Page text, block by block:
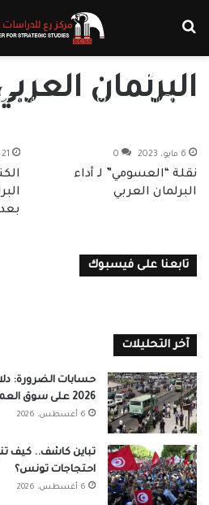
البرلمان
لماذا مُنح “ولي
“القائد”
السيد راشد 24 أغسطس، 2024
6 مايو، 2023 0
نقلة “العسومي” لـ أداء
البرلمان العربي
21 يناير، 2021
بعد 2011؟
تابعنا على فيسبوك
آخر التحليلات
حسابات الضرورة:
2026 على سوق العمل المصري
6 أغسطس، 2026
تباين كاشف.. كيف
احتجاجات تونس؟
6 أغسطس، 2026